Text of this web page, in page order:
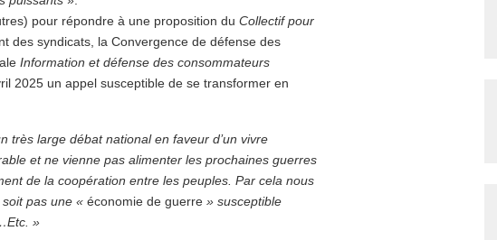
pour répondre à une proposition du Collectif pour
des syndicats, la Convergence de défense des
Information et défense des consommateurs
2025 un appel susceptible de se transformer en
très large débat national en faveur d’un vivre
et ne vienne pas alimenter les prochaines guerres
de la coopération entre les peuples. Par cela nous
pas une « économie de guerre » susceptible
»